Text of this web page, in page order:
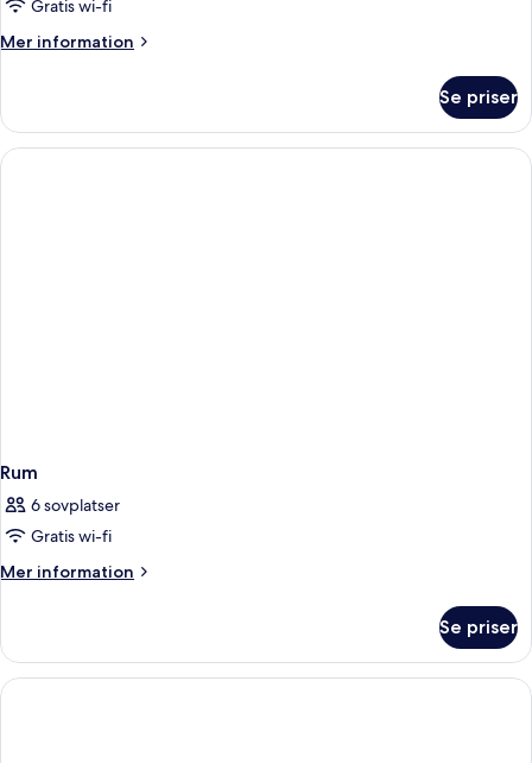
Gratis wi-fi
Mer information
Mer
trippelrum
balkong
Se priser
Rum
6 sovplatser
Gratis wi-fi
Mer information
Mer
Se priser